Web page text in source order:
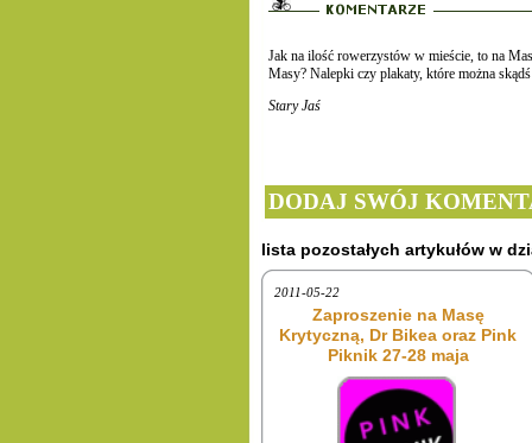
Jak na ilość rowerzystów w mieście, to na
Masy? Nalepki czy plakaty, które można
Stary Jaś
DODAJ SWÓJ
lista pozostałych artykułów w
2011-05-22
Zaproszenie na Masę
Krytyczną, Dr Bikea oraz Pink
Piknik 27-28 maja